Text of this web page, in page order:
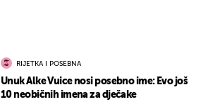
RIJETKA I POSEBNA
Unuk Alke Vuice nosi posebno ime: Evo još
10 neobičnih imena za dječake